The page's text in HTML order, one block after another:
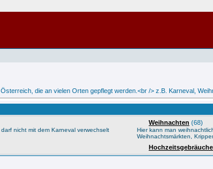
die an vielen Orten gepflegt werden.<br /> z.B. Karneval,
nicht mit dem Karneval verwechselt
Weihnachten (68)
Hier kann man
Weihnachtsmärkten,